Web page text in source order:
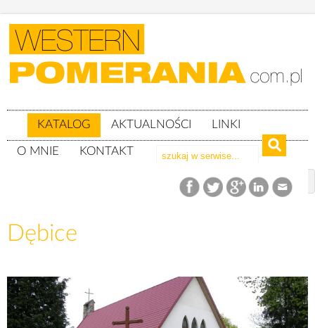
KATALOG AKTUALNOŚCI LINKI
O MNIE KONTAKT
woj. zachodniopomorskie
Dębice